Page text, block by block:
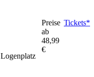
Preise
ab
48,99
€
Tickets*